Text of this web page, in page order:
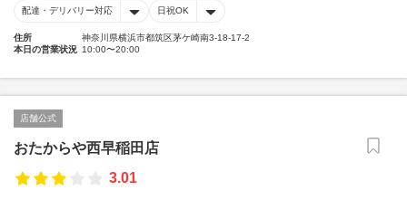
配達・デリバリー対応 日祝OK
住所
神奈川県横浜市都筑区茅ケ崎南3-18-17-2
本日の営業状況 10:00〜20:00
店舗公式
おたからや西早稲田店
3.01